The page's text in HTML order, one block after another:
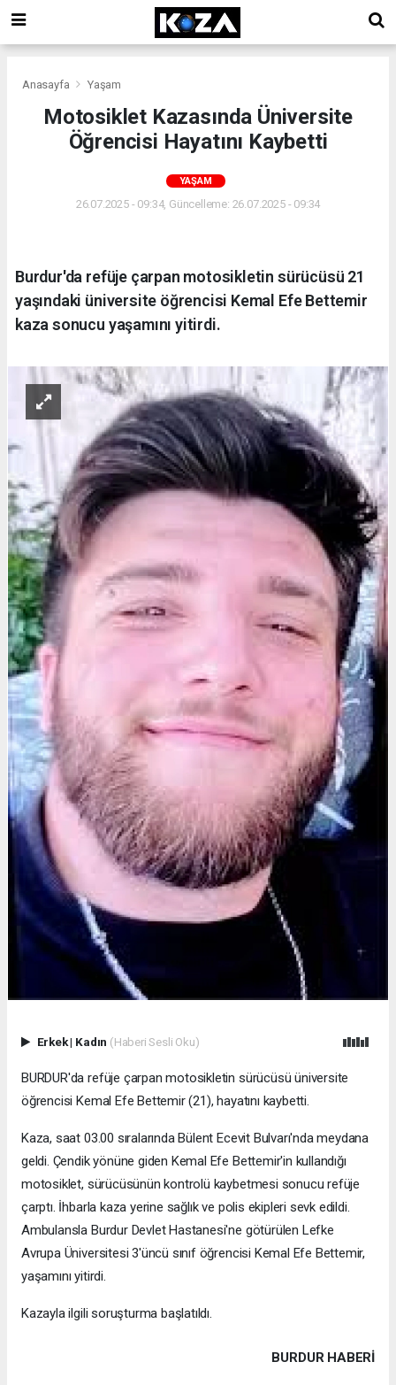
Anasayfa Yaşam
Motosiklet Kazasında Üniversite
Öğrencisi Hayatını Kaybetti
YAŞAM
26.07.2025 - 09:34, Güncelleme: 26.07.2025 - 09:34
Burdur'da refüje çarpan motosikletin sürücüsü 21
yaşındaki üniversite öğrencisi Kemal Efe Bettemir
kaza sonucu yaşamını yitirdi.
Erkek| Kadın (Haberi Sesli Oku)
BURDUR'da refüje çarpan motosikletin sürücüsü üniversite
öğrencisi Kemal Efe Bettemir (21), hayatını kaybetti.
Kaza, saat 03.00 sıralarında Bülent Ecevit Bulvarı'nda meydana
geldi. Çendik yönüne giden Kemal Efe Bettemir'in kullandığı
motosiklet, sürücüsünün kontrolü kaybetmesi sonucu refüje
çarptı. İhbarla kaza yerine sağlık ve polis ekipleri sevk edildi.
Ambulansla Burdur Devlet Hastanesi'ne götürülen Lefke
Avrupa Üniversitesi 3'üncü sınıf öğrencisi Kemal Efe Bettemir,
yaşamını yitirdi.
Kazayla ilgili soruşturma başlatıldı.
BURDUR HABERİ